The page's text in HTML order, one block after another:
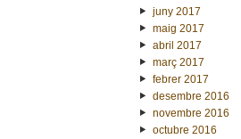
juny 2017
maig 2017
abril 2017
març 2017
febrer 2017
desembre 2016
novembre 2016
octubre 2016